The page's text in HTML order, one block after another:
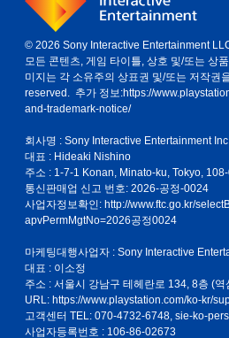
© 2026 Sony Interactive Entertainment
모든 콘텐츠, 게임 타이틀, 상호 및/또는 상
미지는 각 소유주의 상표권 및/또는 저작권
reserved. 추가 정보:https://
and-trademark-notice/
회사명 : Sony Interactive Entertainment Inc.
대표 : Hideaki Nishino
주소 : 1-7-1 Konan, Minato-ku, Tokyo,
통신판매업 신고 번호: 2026-공정-0024
사업자정보확인: http://www.ftc.go.kr/
apvPermMgtNo=2026공정0024
마케팅대행사업자 : Sony Interactive
대표 : 이소정
주소 : 서울시 강남구 테헤란로 134, 8층 (
URL: https://www.playstation.com/ko-kr/
고객센터 TEL: 070-4732-6748, sie-ko-
사업자등록번호 : 106-86-02673